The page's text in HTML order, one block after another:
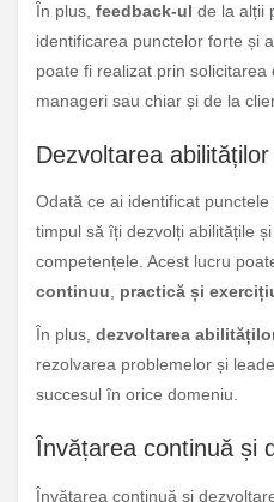
În plus, feedback-ul de la alții
identificarea punctelor forte și
poate fi realizat prin solicitarea
manageri sau chiar și de la
Dezvoltarea
Odată ce ai identificat
timpul să îți dezvolți abilitățile
competențele. Acest lucru
continuu, practică și
În plus, dezvoltarea
rezolvarea problemelor și
succesul în orice domeniu.
Învățarea continuă și
Învățarea continuă și